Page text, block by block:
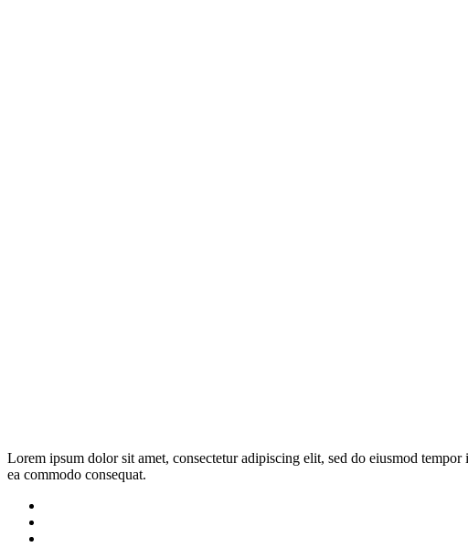
Lorem ipsum dolor sit amet, consectetur adipiscing elit, sed do eiusmod
ea commodo consequat.